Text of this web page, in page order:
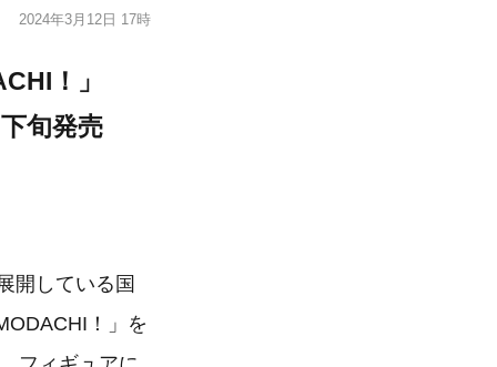
2024年3月12日 17時
！」
旬発売
開している国
！」を